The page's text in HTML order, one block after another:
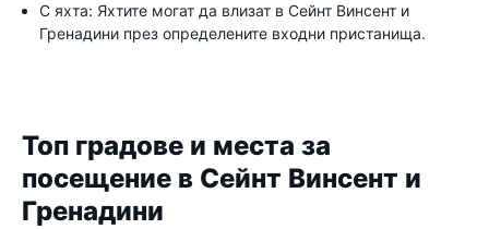
С яхта: Яхтите могат да влизат в Сейнт Винсент и
Гренадини през определените входни пристанища.
Топ градове и места за
посещение в Сейнт Винсент и
Гренадини